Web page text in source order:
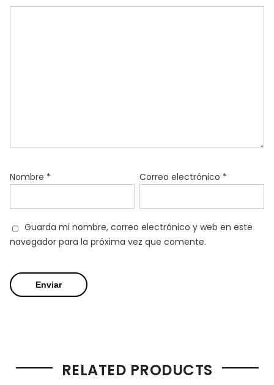
Nombre * Correo electrónico *
Guarda mi nombre, correo electrónico y web en este
navegador para la próxima vez que comente.
RELATED PRODUCTS